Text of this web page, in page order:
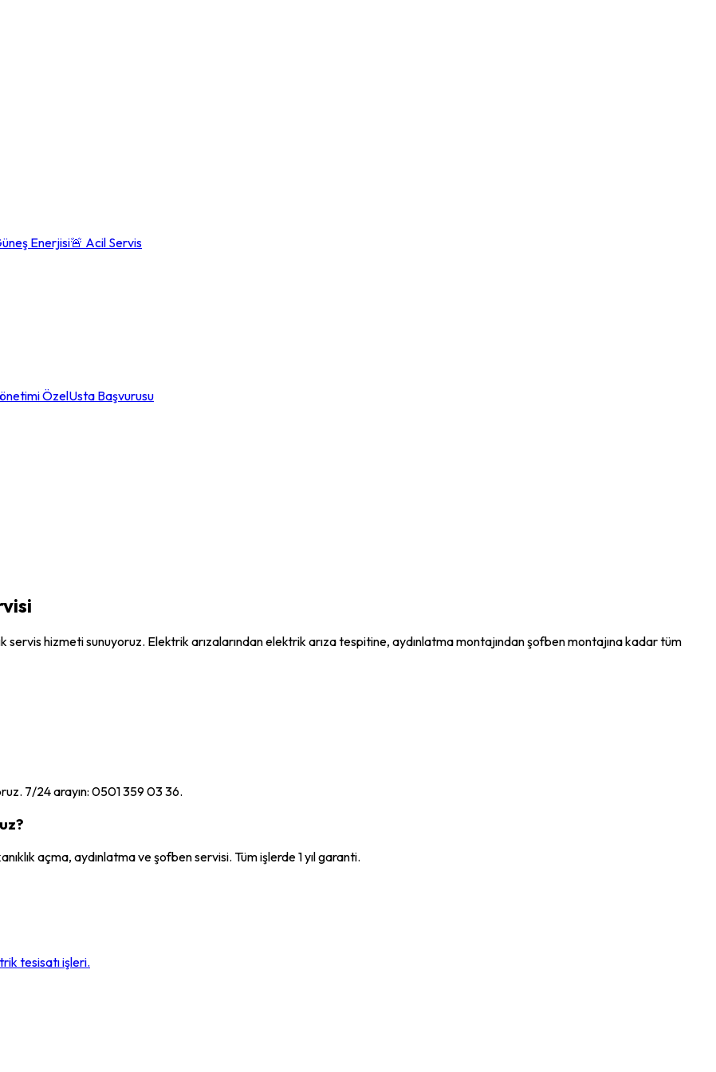
Enerjisi🚨 Acil Servis
ÖzelUsta Başvurusu
servis hizmeti sunuyoruz. Elektrik arızalarından elektrik arıza tespitine, aydınlatma montajından şofben montajına kadar tüm
7/24 arayın: 0501 359 03 36.
açma, aydınlatma ve şofben servisi. Tüm işlerde 1 yıl garanti.
tesisatı işleri.